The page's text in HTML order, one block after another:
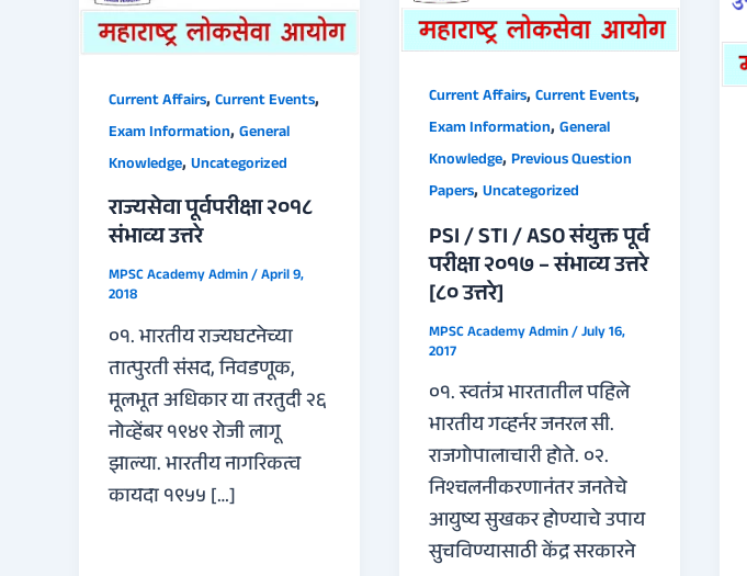
Current Affairs, Current Events,
Exam Information, General
Knowledge, Uncategorized
राज्यसेवा पूर्वपरीक्षा २०१८
संभाव्य उत्तरे
MPSC Academy Admin/April 9,
2018
०१. भारतीय राज्यघटनेच्या
तात्पुरती संसद, निवडणूक,
मूलभूत अधिकार या तरतुदी २६
नोव्हेंबर १९४९ रोजी लागू
झाल्या. भारतीय नागरिकत्व
कायदा १९५५ […]
Current Affairs, Current Events,
Exam Information, General
Knowledge, Previous Question
Papers, Uncategorized
PSI / STI / ASO संयुक्त पूर्व
परीक्षा २०१७ – संभाव्य उत्तरे
[८० उत्तरे]
MPSC Academy Admin/July 16,
2017
०१. स्वतंत्र भारतातील पहिले
भारतीय गव्हर्नर जनरल सी.
राजगोपालाचारी होते. ०२.
निश्चलनीकरणानंतर जनतेचे
आयुष्य सुखकर होण्याचे उपाय
सुचविण्यासाठी केंद्र सरकारने